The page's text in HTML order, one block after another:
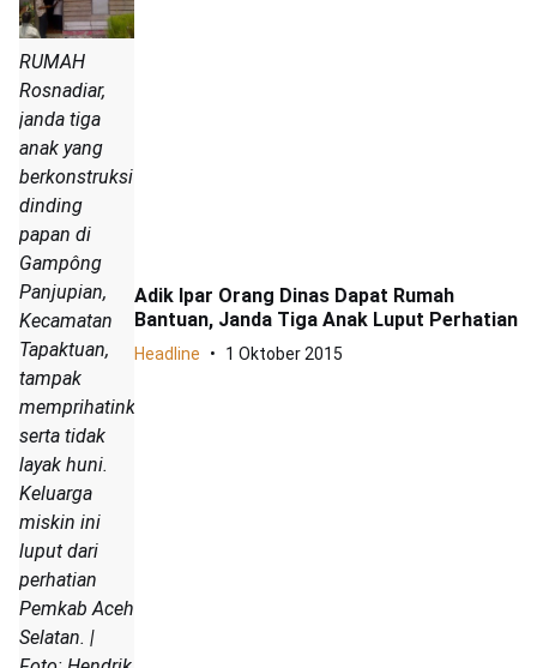
RUMAH
Rosnadiar,
janda tiga
anak yang
berkonstruksi
dinding
papan di
Gampông
Panjupian,
Kecamatan
Tapaktuan,
tampak
memprihatinkan
serta tidak
layak huni.
Keluarga
miskin ini
luput dari
perhatian
Pemkab Aceh
Selatan. |
Adik Ipar Orang Dinas Dapat Rumah
Bantuan, Janda Tiga Anak Luput Perhatian
Headline 1 Oktober 2015